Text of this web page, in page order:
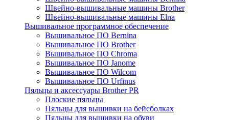
Швейно-вышивальные машины Brother
Швейно-вышивальные машины Elna
Вышивальное программное обеспечение
Вышивальное ПО Bernina
Вышивальное ПО Brother
Вышивальное ПО Chroma
Вышивальное ПО Janome
Вышивальное ПО Wilcom
Вышивальное ПО Urfinus
Пяльцы и аксессуары Brother PR
Плоские пяльцы
Пяльцы для вышивки на бейсболках
Пяльцы для вышивки на обуви